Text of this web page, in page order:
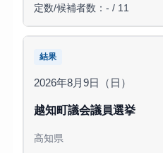
定数/候補者数：- / 11
結果
2026年8月9日（日）
越知町議会議員選挙
高知県